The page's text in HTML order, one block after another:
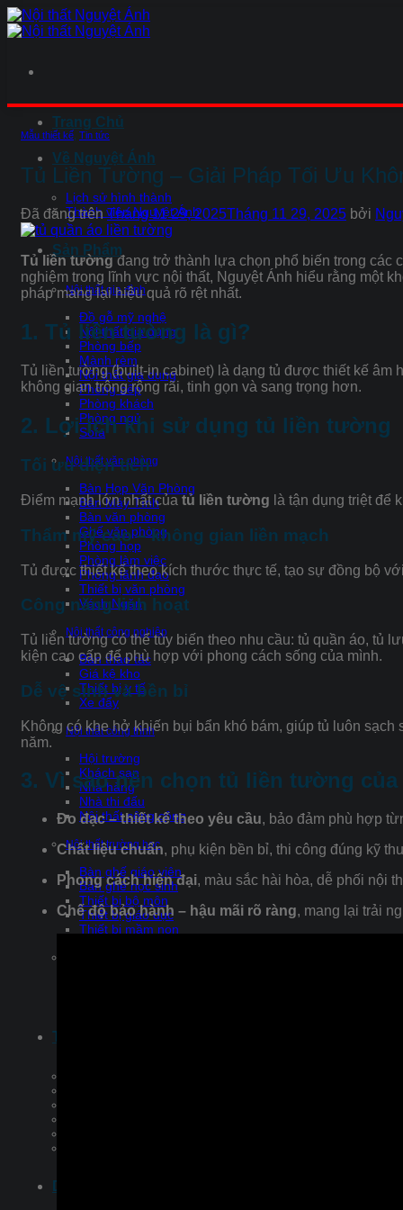
Chuyển
đến
Trang Chủ
Về Nguyệt Ánh
Lịch sử hình thành
Thành viên Nguyệt Ánh
Sản Phẩm
Nội thất gia đình
Đồ gỗ mỹ nghệ
Nội thất gia dụng
Phòng bếp
Mành rèm
Nội thất gia dụng
Phòng bếp
Phòng khách
Phòng ngủ
Sofa
Nội thất văn phòng
Bàn Họp Văn Phòng
Bàn Máy Tính
Bàn văn phòng
Ghế văn phòng
Phòng họp
Phòng làm việc
Phòng lãnh đạo
Thiết bị văn phòng
Vách Ngăn
Nội thất công nghiệp
Bàn thao tác
Giá kệ kho
Thiết bị y tế
Xe đẩy
Nội thất công trình
Hội trường
Khách sạn
Nhà hàng
Nhà thi đấu
Nội thất công cộng
Nội thất trường học
Bàn ghế giáo viên
Bàn ghế học sinh
Thiết bị bộ môn
Thiết bị giáo dục
Thiết bị mầm non
Thiết Kế Nội Thất
Dự Án Tiêu Biểu
Mẫu thiết kế Tin tức
Tủ Liền Tường – Giải Pháp Tối Ưu
Đã đăng trênTháng 11 29, 2025Tháng 11 29, 2025 bởi
Tủ liền tườngđang trở thành lựa chọn phổ biến trong các
nghiệm trong lĩnh vực nội thất, Nguyệt Ánh hiểu rằng một
pháp mang lại hiệu quả rõ rệt nhất.
1. Tủ liền tường là gì?
Tủ liền tường (built-in cabinet) là dạng tủ được thiết kế âm
không gian trông rộng rãi, tinh gọn và sang trọng hơn.
2. Lợi ích khi sử dụng tủ liền tường
Tối ưu diện tích
Điểm mạnh lớn nhất của tủ liền tường là tận dụng triệt để
Thẩm mỹ cao – không gian liền mạch
Tủ được thiết kế theo kích thước thực tế, tạo sự đồng bộ
Công năng linh hoạt
Tủ liền tường có thể tùy biến theo nhu cầu: tủ quần áo, tủ
kiện cao cấp để phù hợp với phong cách sống của mình.
Dễ vệ sinh và bền bỉ
Không có khe hở khiến bụi bẩn khó bám, giúp tủ luôn
năm.
3. Vì sao nên chọn tủ liền tường của
Đo đạc – thiết kế theo yêu cầu, bảo đảm phù hợp
Chất liệu chuẩn, phụ kiện bền bỉ, thi công đúng kỹ
Phong cách hiện đại, màu sắc hài hòa, dễ phối nội
Chế độ bảo hành – hậu mãi rõ ràng, mang lại trải